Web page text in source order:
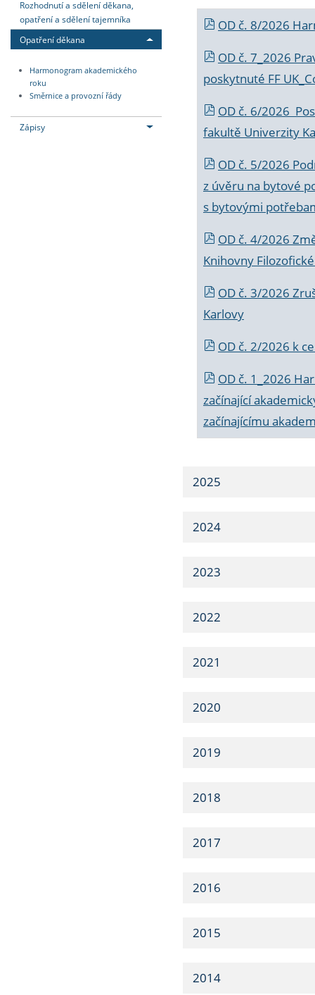
Rozhodnutí a sdělení děkana,
opatření a sdělení tajemníka
Opatření děkana
Harmonogram akademického
roku
Směrnice a provozní řády
Zápisy
OD č. 8/2026
OD č. 7_2026
poskytnuté FF
OD č. 6/2026
fakultě Univerzity
OD č. 5/2026
z úvěru na bytové
s bytovými
OD č. 4/2026
Knihovny
OD č. 3/2026
Karlovy
OD č. 2/2026 k
OD č. 1_2026
začínající
začínajícímu
2025
2024
2023
2022
2021
2020
2019
2018
2017
2016
2015
2014